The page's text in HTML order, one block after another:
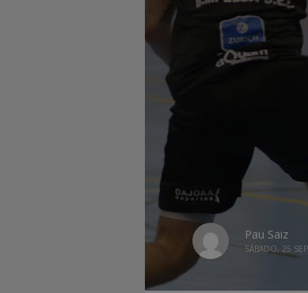
Pau Saiz
SÁBADO, 25